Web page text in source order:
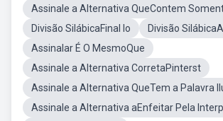
Assinale a Alternativa QueContem
Divisão SilábicaFinal Io
Divisão
Assinalar É O MesmoQue
Assinale a Alternativa CorretaPinterst
Assinale a Alternativa QueTem a Palavra
Assinale a Alternativa aEnfeitar Pela